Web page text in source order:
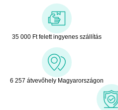
35 000 Ft felett ingyenes szállítás
6 257 átvevőhely Magyarországon